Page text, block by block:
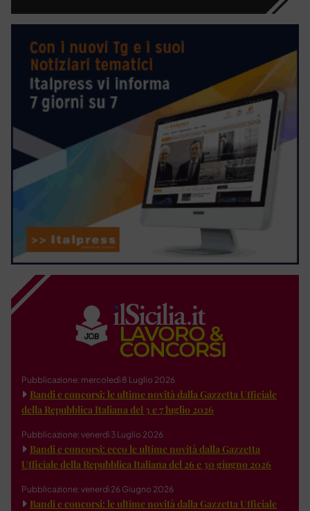
Pubblicazione: mercoledì 8 Luglio 2026
Bandi e concorsi: le ultime novità dalla Gazzetta Ufficiale
della Repubblica Italiana del 3 e 7 luglio 2026
Pubblicazione: venerdì 3 Luglio 2026
Bandi e concorsi: ecco le ultime novità dalla Gazzetta
Ufficiale della Repubblica Italiana del 26 e 30 giugno 2026
Pubblicazione: venerdì 26 Giugno 2026
Bandi e concorsi: le ultime novità dalla Gazzetta Ufficiale